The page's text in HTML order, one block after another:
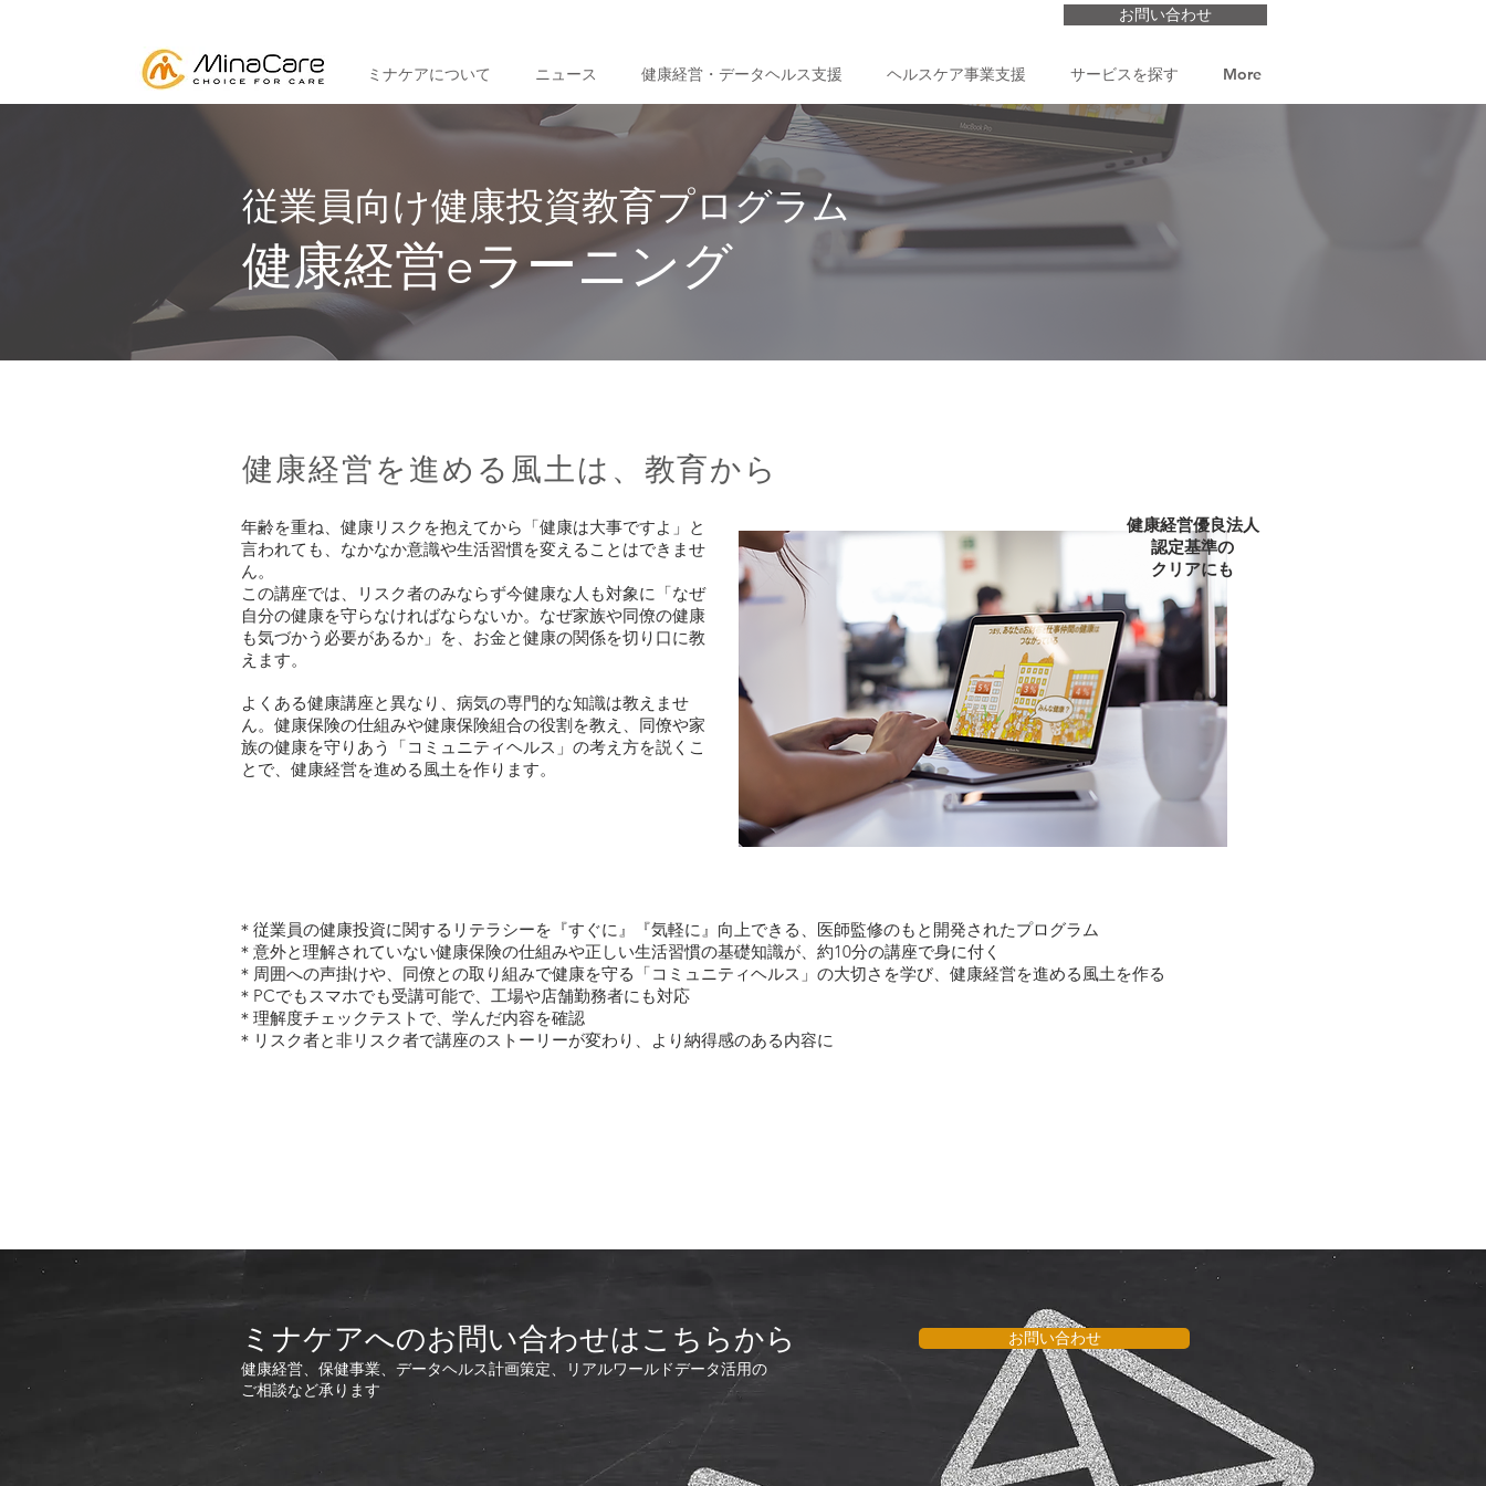
お問い合わせ
ミナケアについて ニュース 健康経営・データヘルス支援 ヘルスケア事業支援 サービスを探す More
​従業員向け健康投資教育プログラム
健康経営eラーニング
健康経営を進める風土は、教育から
健康経営優良法人
認定基準の
クリアにも
年齢を重ね、健康リスクを抱えてから「健康は大事ですよ」と
言われても、なかなか意識や生活習慣を変えることはできませ
ん。
この講座では、リスク者のみならず今健康な人も対象に「なぜ
自分の健康を守らなければならないか。なぜ家族や同僚の健康
も気づかう必要があるか」を、 お金と健康の関係を切り口に教
えます。
よくある健康講座と異なり、病気の専門的な知識は教えませ
ん。健康保険の仕組みや健康保険組合の役割を教え、同僚や家
族の健康を守りあう「コミュニティヘルス」の考え方を説くこ
とで、健康経営を進める風土を作ります。
＊従業員の健康投資に関するリテラシーを『すぐに』『気軽に』向上できる、医師監修のもと開発されたプログラム
＊意外と理解されていない健康保険の仕組みや正しい生活習慣の基礎知識が、約10分の講座で身に付く
＊周囲への声掛けや、同僚との取り組みで健康を守る「コミュニティヘルス」の大切さを学び、健康経営を進める風土を作る
​＊PCでもスマホでも受講可能で、工場や店舗勤務者にも対応
​＊理解度チェックテストで、学んだ内容を確認
＊リスク者と非リスク者で講座のストーリーが変わり、より納得感のある内容に
ミナケアへのお問い合わせはこちらから
健康経営、保健事業、データヘルス計画策定、リアルワールドデータ活用の
ご相談など承ります
お問い合わせ